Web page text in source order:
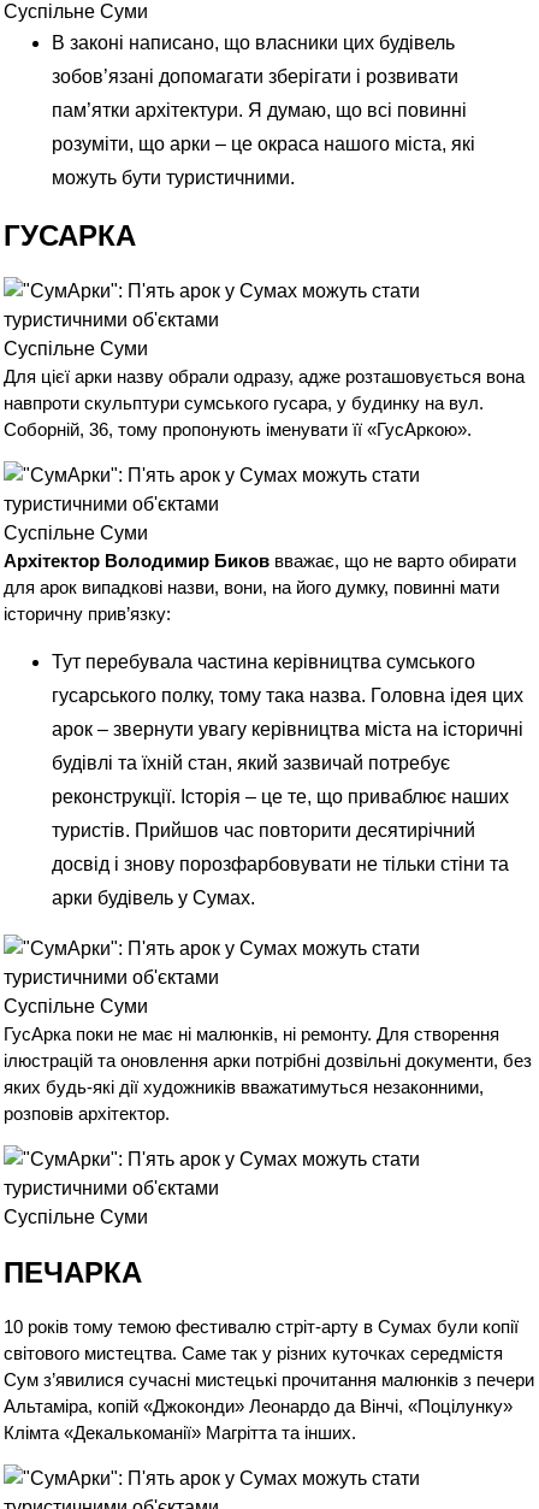
Суспільне Суми
В законі написано, що власники цих будівель
зобов’язані допомагати зберігати і розвивати
пам’ятки архітектури. Я думаю, що всі повинні
розуміти, що арки – це окраса нашого міста, які
можуть бути туристичними.
ГУСАРКА
Суспільне Суми
Для цієї арки назву обрали одразу, адже розташовується вона
навпроти скульптури сумського гусара, у будинку на вул.
Соборній, 36, тому пропонують іменувати її «ГусАркою».
Суспільне Суми
Архітектор Володимир Биков вважає, що не варто обирати
для арок випадкові назви, вони, на його думку, повинні мати
історичну прив’язку:
Тут перебувала частина керівництва сумського
гусарського полку, тому така назва. Головна ідея цих
арок – звернути увагу керівництва міста на історичні
будівлі та їхній стан, який зазвичай потребує
реконструкції. Історія – це те, що приваблює наших
туристів. Прийшов час повторити десятирічний
досвід і знову порозфарбовувати не тільки стіни та
арки будівель у Сумах.
Суспільне Суми
ГусАрка поки не має ні малюнків, ні ремонту. Для створення
ілюстрацій та оновлення арки потрібні дозвільні документи, без
яких будь-які дії художників вважатимуться незаконними,
розповів архітектор.
Суспільне Суми
ПЕЧАРКА
10 років тому темою фестивалю стріт-арту в Сумах були копії
світового мистецтва. Саме так у різних куточках середмістя
Сум з’явилися сучасні мистецькі прочитання малюнків з печери
Альтаміра, копій «Джоконди» Леонардо да Вінчі, «Поцілунку»
Клімта «Декалькоманії» Магрітта та інших.